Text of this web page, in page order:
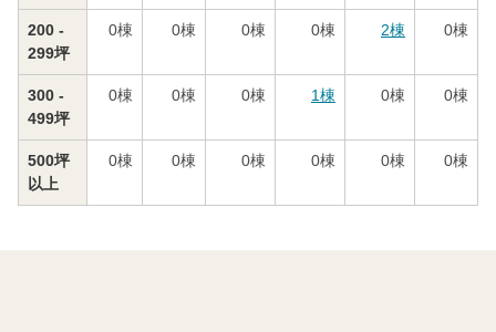
200 -
299坪
0棟 0棟 0棟 0棟 2棟 0棟
300 -
499坪
0棟 0棟 0棟 1棟 0棟 0棟
500坪
以上
0棟 0棟 0棟 0棟 0棟 0棟